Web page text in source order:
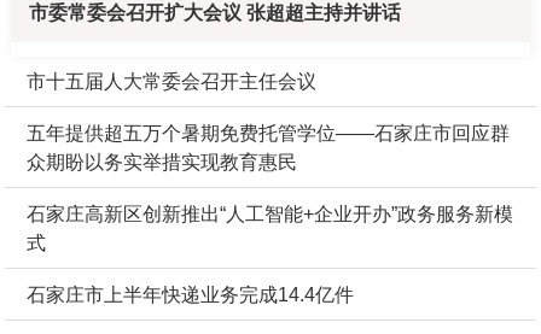
市委常委会召开扩大会议 张超超主持并讲话
市十五届人大常委会召开主任会议
五年提供超五万个暑期免费托管学位——石家庄市回应群
众期盼以务实举措实现教育惠民
石家庄高新区创新推出“人工智能+企业开办”政务服务新模
式
石家庄市上半年快递业务完成14.4亿件